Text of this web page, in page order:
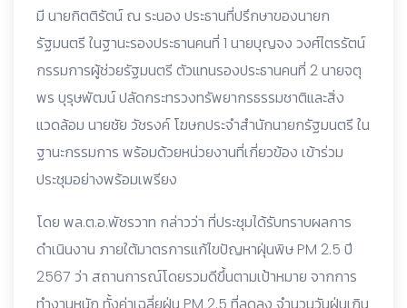
มี นายกิตติรัตน์ ณ ระนอง ประธานที่ปรึกษาของนายก
รัฐมนตรี ในฐานะรองประธานคนที่ 1 นายบุญจง วงศ์ไตรรัตน์
กรรมการผู้ช่วยรัฐมนตรี ตัวแทนรองประธานคนที่ 2 นายจตุ
พร บุรุษพัฒน์ ปลัดกระทรวงทรัพยากรธรรมชาติและสิ่ง
แวดล้อม นายชัย วัชรงค์ โฆษกประจำสำนักนายกรัฐมนตรี ใน
ฐานะกรรมการ พร้อมด้วยหน่วยงานที่เกี่ยวข้อง เข้าร่วม
ประชุมอย่างพร้อมเพรียง
โดย พล.ต.อ.พัชรวาท กล่าวว่า ที่ประชุมได้รับทราบผลการ
ดำเนินงาน ภายใต้มาตรการแก้ไขปัญหาฝุ่นพิษ PM 2.5 ปี
2567 ว่า สถานการณ์โดยรวมดีขึ้นตามเป้าหมาย จากการ
ทำงานหนัก ทั้งค่าเฉลี่ยฝุ่น PM 2.5 ที่ลดลง จำนวนวันฝุ่นเกิน